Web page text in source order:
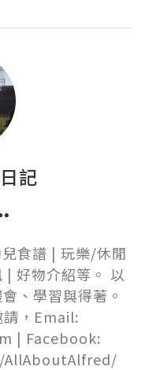
記
食譜 | 玩樂/休閒
好物介紹等。 以
、學習與得著。
請，Email:
| Facebook: